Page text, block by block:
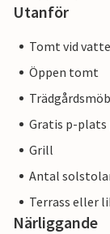
Utanför
Tomt vid
Öppen tomt
Gratis p-plats
Grill
Antal
Terrass eller
Närliggande